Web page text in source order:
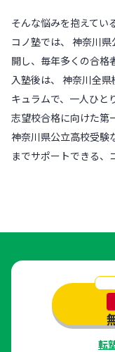
そんな悩みを抱えてい
コノ塾では、 神奈川
開し、毎年多くの合格
入塾後は、 神奈川全
キュラムで、一人ひと
志望校合格に向けた第
神奈川県公立高校受験
までサポートできる、
転